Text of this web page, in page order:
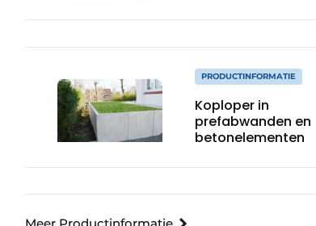
boomverzorger
PRODUCTINFORMATIE
Koploper in
prefabwanden en
betonelementen